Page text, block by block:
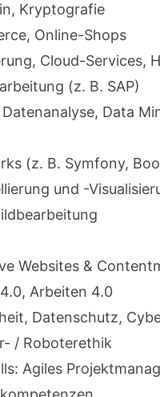
Kryptografie
Online-Shops
Cloud-Services,
(z. B. SAP)
Data
(z. B. Symfony,
und -
Websites &
Arbeiten 4.0
Datenschutz,
/ Roboterethik
Agiles